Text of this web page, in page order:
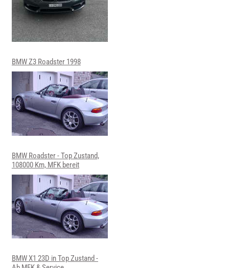
BMW Z3 Roadster 1998
BMW Roadster - Top Zustand,
108000 Km, MFK bereit
BMW X1 23D in Top Zustand -